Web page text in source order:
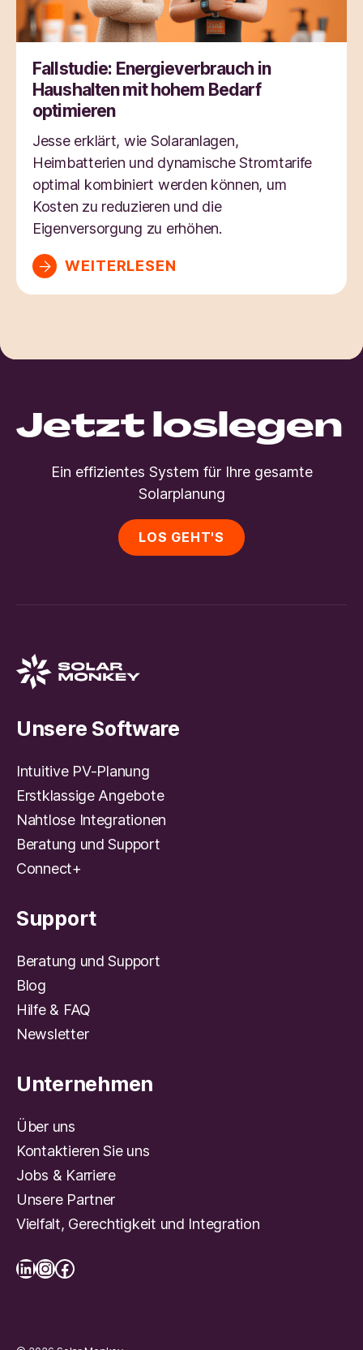
Fallstudie: Energieverbrauch in
Haushalten mit hohem Bedarf
optimieren
Jesse erklärt, wie Solaranlagen,
Heimbatterien und dynamische Stromtarife
optimal kombiniert werden können, um
Kosten zu reduzieren und die
Eigenversorgung zu erhöhen.
WEITERLESEN
Jetzt loslegen
Ein effizientes System für Ihre gesamte
Solarplanung
LOS GEHT'S
Unsere Software
Intuitive PV-Planung
Erstklassige Angebote
Nahtlose Integrationen
Beratung und Support
Connect+
Support
Beratung und Support
Blog
Hilfe & FAQ
Newsletter
Unternehmen
Über uns
Kontaktieren Sie uns
Jobs & Karriere
Unsere Partner
Vielfalt, Gerechtigkeit und Integration
LinkedIn
Instagram
Facebook